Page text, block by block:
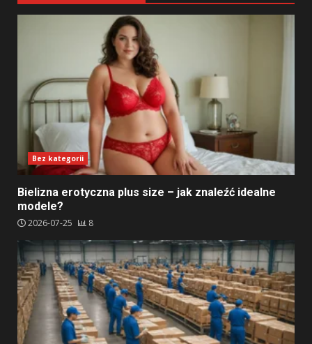
Bez kategorii
Bielizna erotyczna plus size – jak znaleźć idealne
modele?
2026-07-25 8